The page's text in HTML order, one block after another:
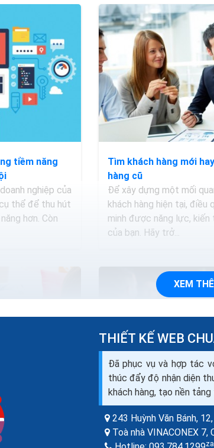
tiềm năng
nghiệp của
thể để thu hút
hơn. Còn
Tìm khách hàng mới
hàng cũ
Để xây dựng một mối
khách hàng hiện tại, điều
minh được năng lực,
của bạn. Hãy trở...
thông qua
online
5 cách giúp duy trì
nghiệp nhỏ
XEM
THIẾT KẾ WEB
Đã phục vụ và hợp tác
thúc đẩy độ nhận diện
khách hàng, tạo nền
243 Huỳnh Văn Bánh,
Toà nhà VINACONEX 7,